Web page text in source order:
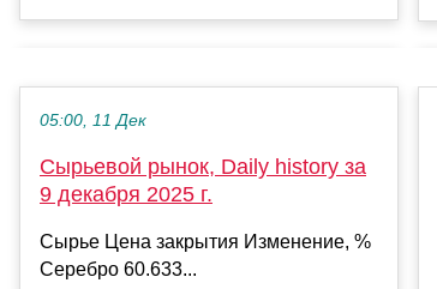
05:00, 11 Дек
Сырьевой рынок, Daily history за
9 декабря 2025 г.
Сырье Цена закрытия Изменение, %
Серебро 60.633...